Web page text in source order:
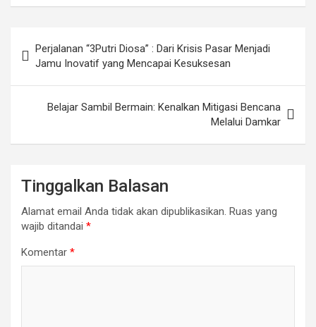
pos
Perjalanan “3Putri Diosa” : Dari Krisis Pasar Menjadi
Jamu Inovatif yang Mencapai Kesuksesan
Belajar Sambil Bermain: Kenalkan Mitigasi Bencana
Melalui Damkar
Tinggalkan Balasan
Alamat email Anda tidak akan dipublikasikan. Ruas yang
wajib ditandai *
Komentar *